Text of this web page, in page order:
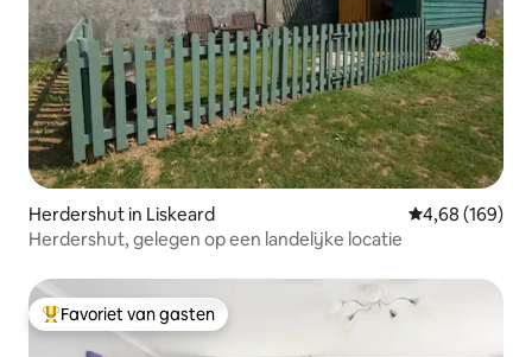
Herdershut in Liskeard Gemiddelde
4,68 (169)
Herdershut, gelegen op een landelijke locatie
Topfavoriet van gasten
Favoriet van gasten